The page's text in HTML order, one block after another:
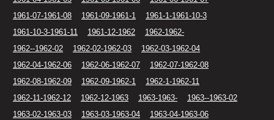
1961-07-1961-08
1961-09-1961-1
1961-1-1961-10-3
1961-10-3-1961-11
1961-12-1962
1962-1962-
1962--1962-02
1962-02-1962-03
1962-03-1962-04
1962-04-1962-06
1962-06-1962-07
1962-07-1962-08
1962-08-1962-09
1962-09-1962-1
1962-1-1962-11
1962-11-1962-12
1962-12-1963 1963-1963-
1963--1963-02
1963-02-1963-03
1963-03-1963-04
1963-04-1963-06